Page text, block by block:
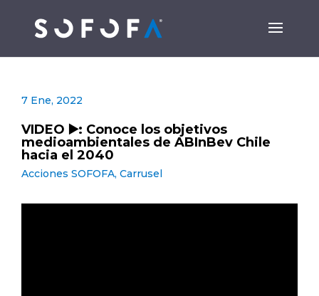
7 Ene, 2022
VIDEO ▶️: Conoce los objetivos
medioambientales de ABInBev Chile
hacia el 2040
Acciones SOFOFA, Carrusel